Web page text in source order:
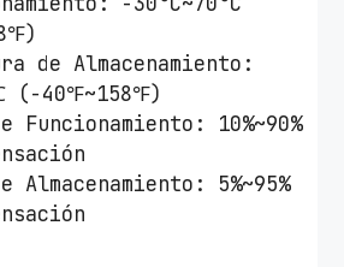
de Almacenamiento:
(-40℉~158℉)
Funcionamiento: 10%~90%
Almacenamiento: 5%~95%